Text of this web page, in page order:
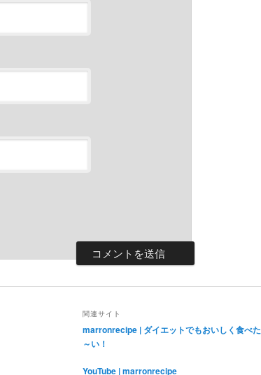
関連サイト
marronrecipe | ダイエットでもおいしく食べた
～い！
YouTube | marronrecipe